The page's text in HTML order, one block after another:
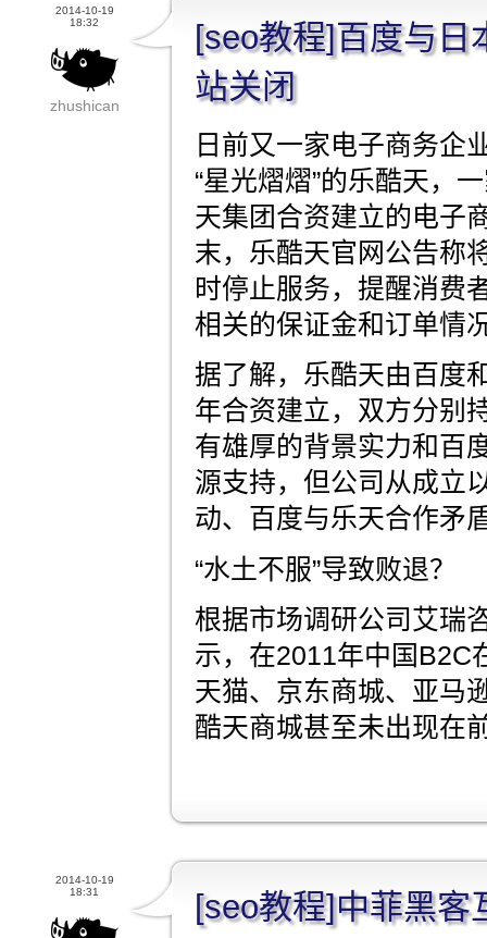
2014-10-19
18:32
zhushican
[seo教程]百度与日
站关闭
日前又一家电子商务企
“星光熠熠”的乐酷天，
天集团合资建立的电子
末，乐酷天官网公告称
时停止服务，提醒消费
相关的保证金和订单情
据了解，乐酷天由百度
年合资建立，双方分别
有雄厚的背景实力和百
源支持，但公司从成立
动、百度与乐天合作矛
“水土不服”导致败退？
根据市场调研公司艾瑞
示，在2011年中国B2C
天猫、京东商城、亚马
酷天商城甚至未出现在
2014-10-19
18:31
[seo教程]中菲黑客